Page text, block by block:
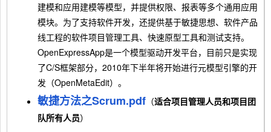
建模和应用建模等模型，并提供权限、报表等多个通用应用
模块。为了支持软件开发，还提供基于敏捷思想、软件产品
线工程的软件项目管理工具、快速原型工具和测试支持。
OpenExpressApp是一个模型驱动开发平台，目前只是实现
了C/S框架部分，2010年下半年将开始进行元模型引擎的开
发（OpenMetaEdit）。
敏捷方法之Scrum.pdf （适合项目管理人员和项目团
队所有人员）